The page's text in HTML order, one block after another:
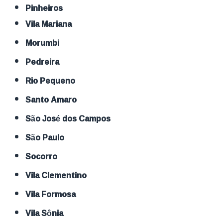
Pinheiros
Vila Mariana
Morumbi
Pedreira
Rio Pequeno
Santo Amaro
São José dos Campos
São Paulo
Socorro
Vila Clementino
Vila Formosa
Vila Sônia